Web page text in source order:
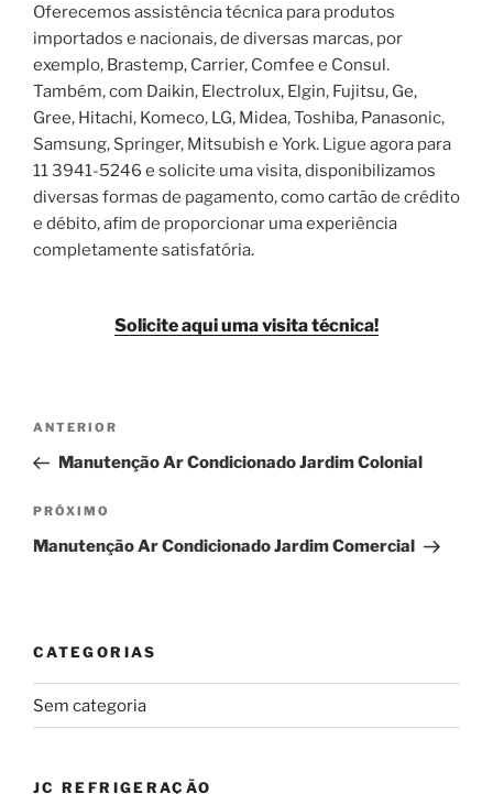
Oferecemos assistência técnica para produtos
importados e nacionais, de diversas marcas, por
exemplo, Brastemp, Carrier, Comfee e Consul.
Também, com Daikin, Electrolux, Elgin, Fujitsu, Ge,
Gree, Hitachi, Komeco, LG, Midea, Toshiba, Panasonic,
Samsung, Springer, Mitsubish e York. Ligue agora para
11 3941-5246 e solicite uma visita, disponibilizamos
diversas formas de pagamento, como cartão de crédito
e débito, afim de proporcionar uma experiência
completamente satisfatória.
Solicite aqui uma visita técnica!
Navegação
Post
Post
anterior
ANTERIOR
Manutenção Ar Condicionado Jardim Colonial
Próximo
post
PRÓXIMO
Manutenção Ar Condicionado Jardim Comercial
CATEGORIAS
Sem categoria
JC REFRIGERAÇÃO